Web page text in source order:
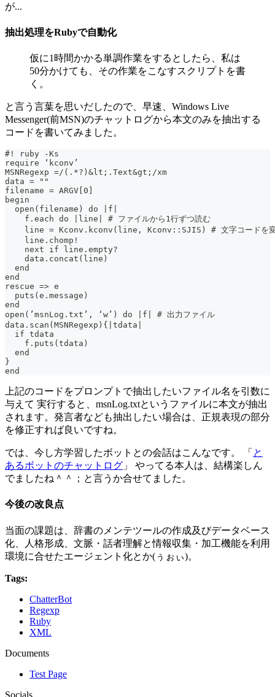
が...
抽出処理をRubyで自動化
仮に1時間かかる単調作業をするとしたら、私は
50分かけても、その作業をこなすスクリプトを書
く。
と言う言葉を思いだしたので、早速、Windows Live
Messenger(前MSN)のチャットログから本文のみを抽出する
コードを書いてみました。
#! ruby -Ks
require ‘kconv’
MSNRegexp =/(.*?)&lt;.Text&gt;/xm
data = ""
filename = ARGV[0]
begin
  open(filename) do |f|
    f.each do |line| # ファイルから1行ずつ読む
line = Kconv.kconv(line, Kconv::SJIS) # 文字コードを
    line.chomp!
    next if line.empty?
    data.concat(line)
  end
end
rescue => e
  puts(e.message)
end
open(’msnLog.txt’, ‘w’) do |f| # 出力ファイル
data.scan(MSNRegexp){|tdata|
  if tdata
    f.puts(tdata)
  end
}
end
上記のコードをプロンプトで抽出したいファイル名を引数に
与えて 実行すると、msnLog.txtというファイルに本文が抽出
されます。発言者なども抽出したい場合は、正規表現の部分
を修正すれば良いですね。
では、今し方学習したボットとの会話はこんなです。 「 と
あるボットのチャットログ 」 やってる本人は、結構楽しん
でましたね＾＾；と言うか合せてました。
今後の改良点
当面の課題は、辞書のメンテツールの作成及びデータベース
化、人格形成、文脈・話者理解と情報収集・加工機能を利用
環境に合せたエージェント化とか(ぅぉぃ)。
Tags:
ChatterBot
Regexp
Ruby
XML
Documents
Test Page
Socials